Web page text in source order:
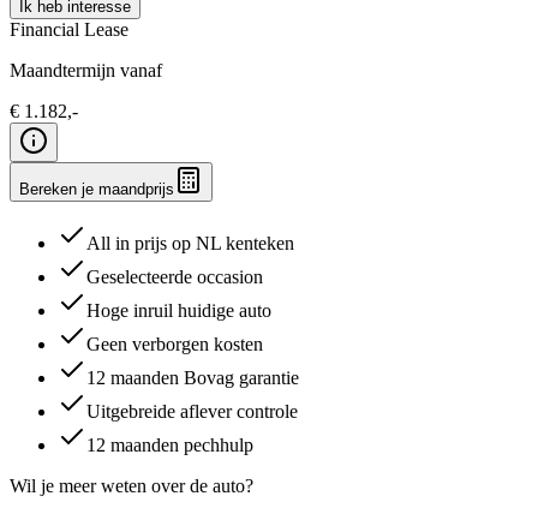
Ik heb interesse
Financial Lease
Maandtermijn vanaf
€ 1.182,-
Bereken je maandprijs
All in prijs op NL kenteken
Geselecteerde occasion
Hoge inruil huidige auto
Geen verborgen kosten
12 maanden Bovag garantie
Uitgebreide aflever controle
12 maanden pechhulp
Wil je meer weten over de auto?